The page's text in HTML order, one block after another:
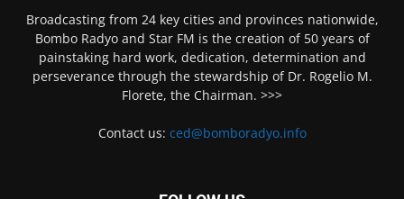
Broadcasting from 24 key cities and provinces nationwide,
Bombo Radyo and Star FM is the creation of 50 years of
painstaking hard work, dedication, determination and
perseverance through the stewardship of Dr. Rogelio M.
Florete, the Chairman. >>>
Contact us: ced@bomboradyo.info